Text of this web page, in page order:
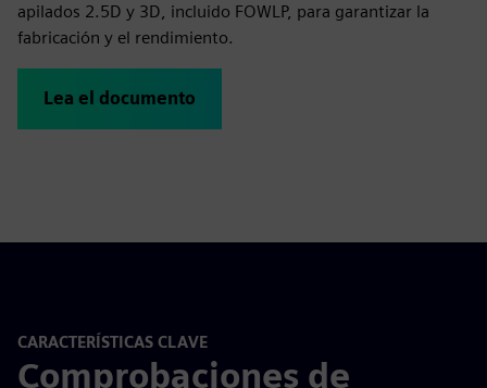
apilados 2.5D y 3D, incluido FOWLP, para garantizar la
fabricación y el rendimiento.
Lea el documento
CARACTERÍSTICAS CLAVE
Comprobaciones de